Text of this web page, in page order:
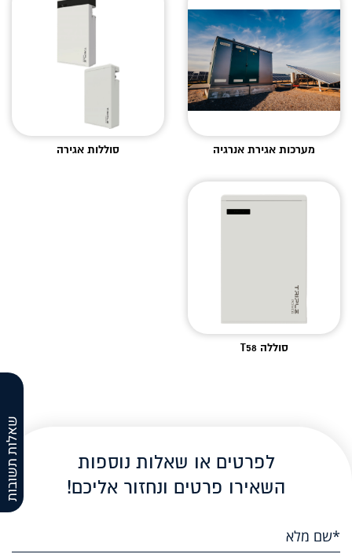
שאלות תשובות
מערכות אגירת אנרגיה סוללות אגירה
סוללה T58
לפרטים או שאלות נוספות
השאירו פרטים ונחזור אליכם!